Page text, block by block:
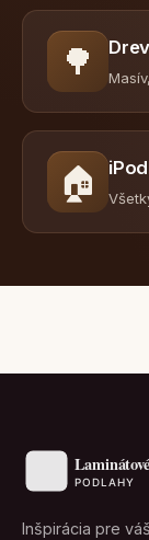
🌳
🏠
Inšpirácia pre